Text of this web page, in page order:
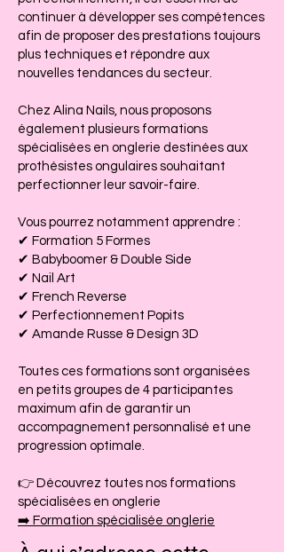
continuer à développer ses compétences
afin de proposer des prestations toujours
plus techniques et répondre aux
nouvelles tendances du secteur.
Chez Alina Nails, nous proposons
également plusieurs formations
spécialisées en onglerie destinées aux
prothésistes ongulaires souhaitant
perfectionner leur savoir-faire.
Vous pourrez notamment apprendre :
✔ Formation 5 Formes
✔ Babyboomer & Double Side
✔ Nail Art
✔ French Reverse
✔ Perfectionnement Popits
✔ Amande Russe & Design 3D
Toutes ces formations sont organisées
en petits groupes de 4 participantes
maximum afin de garantir un
accompagnement personnalisé et une
progression optimale.
👉 Découvrez toutes nos formations
spécialisées en onglerie
➡️ Formation spécialisée onglerie